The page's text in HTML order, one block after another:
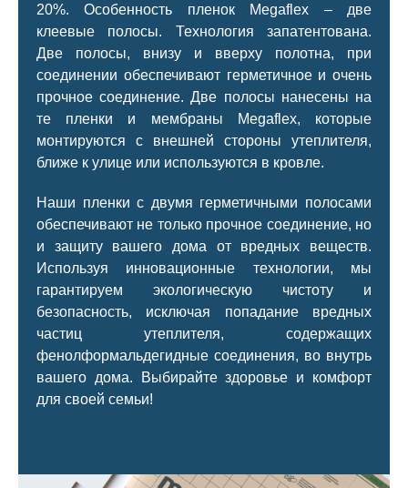
20%. Особенность пленок Megaflex – две
клеевые полосы. Технология запатентована.
Две полосы, внизу и вверху полотна, при
соединении обеспечивают герметичное и очень
прочное соединение. Две полосы нанесены на
те пленки и мембраны Megaflex, которые
монтируются с внешней стороны утеплителя,
ближе к улице или используются в кровле.
Наши пленки с двумя герметичными полосами
обеспечивают не только прочное соединение, но
и защиту вашего дома от вредных веществ.
Используя инновационные технологии, мы
гарантируем экологическую чистоту и
безопасность, исключая попадание вредных
частиц утеплителя, содержащих
фенолформальдегидные соединения, во внутрь
вашего дома. Выбирайте здоровье и комфорт
для своей семьи!